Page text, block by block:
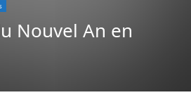
Nouvel An en